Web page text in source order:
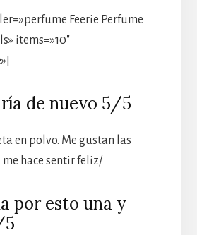
Feerie Perfume
items=»10″
de nuevo 5/5
en polvo. Me gustan las
hace sentir feliz/
por esto una y